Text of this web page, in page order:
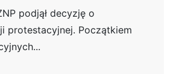
podjął decyzję o
protestacyjnej. Początkiem